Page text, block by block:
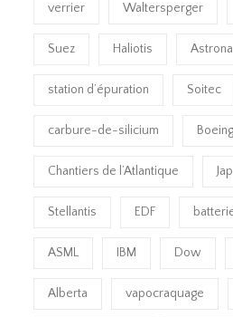
verrier Waltersperger
Suez Haliotis
station d’épuration Soitec
carbure-de-silicium
Chantiers de l’Atlantique
Stellantis EDF
ASML IBM Dow
Alberta vapocraquage